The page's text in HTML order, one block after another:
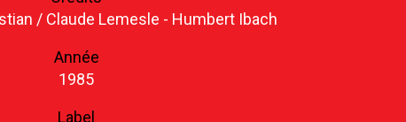
/ Claude Lemesle - Humbert Ibach
Année
1985
Label